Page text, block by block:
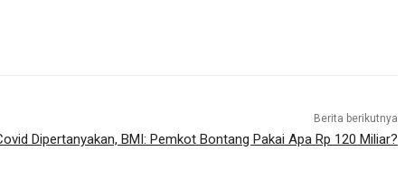
Berita berikutnya
Dipertanyakan, BMI: Pemkot Bontang Pakai Apa Rp 120 Miliar?